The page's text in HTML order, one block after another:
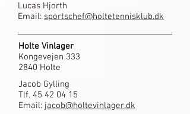
Lucas Hjorth
Email: sportschef@holtetennisklub.dk
Holte Vinlager
Kongevejen 333
2840 Holte
Jacob Gylling
Tlf. 45 42 04 15
Email: jacob@holtevinlager.dk